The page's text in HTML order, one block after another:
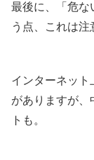
最後に、「危な
う点、これは注
インターネット
がありますが、
トも。